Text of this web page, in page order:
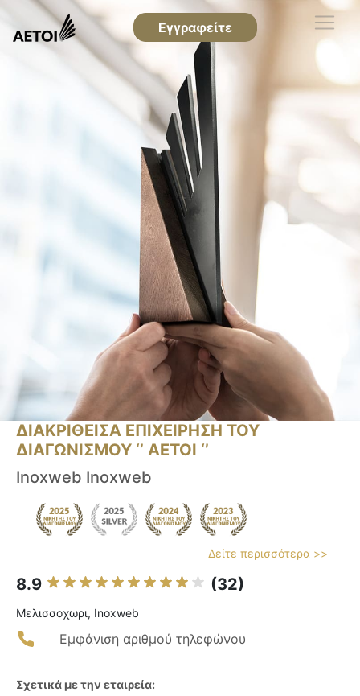
Εγγραφείτε
ΔΙΑΚΡΙΘΕΙΣΑ ΕΠΙΧΕΙΡΗΣΗ ΤΟΥ
ΔΙΑΓΩΝΙΣΜΟΥ ‘’ ΑΕΤΟΙ ‘’
Inoxweb Inoxweb
Δείτε περισσότερα >>
8.9 (32)
Μελισσοχωρι, Inoxweb
Εμφάνιση αριθμού τηλεφώνου
Σχετικά με την εταιρεία: